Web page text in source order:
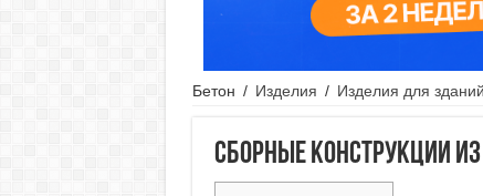
Бетон / Изделия / Изделия для
Сборные конструкции